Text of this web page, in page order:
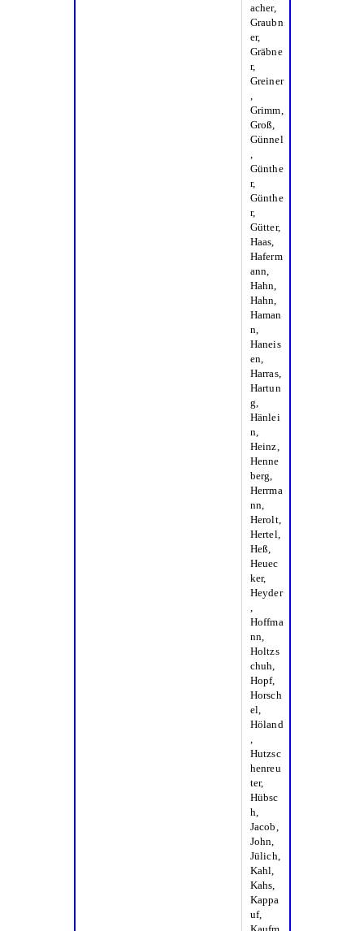
acher,
Graubn
er,
Gräbne
r,
Greiner
Grimm,
Groß,
Günnel
Günthe
r,
Günthe
r,
Gütter,
Haas,
Haferm
ann,
Hahn,
Hahn,
Haman
n,
Haneis
en,
Harras,
Hartun
g,
Hänlei
n,
Heinz,
Henne
berg,
Herrma
nn,
Herolt,
Hertel,
Heß,
Heuec
ker,
Heyder
Hoffma
nn,
Holtzs
chuh,
Hopf,
Horsch
el,
Höland
Hutzsc
henreu
ter,
Hübsc
h,
Jacob,
John,
Jülich,
Kahl,
Kahs,
Kappa
uf,